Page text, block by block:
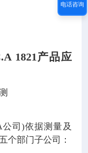
1821产品应
公司)依据测量及
个部门子公司：
电话咨询